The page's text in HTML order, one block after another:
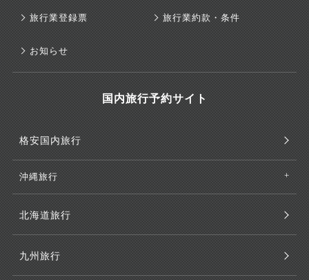
旅行業登録票 旅行業約款・条件
お知らせ
国内旅行予約サイト
格安国内旅行
沖縄旅行
北海道旅行
九州旅行